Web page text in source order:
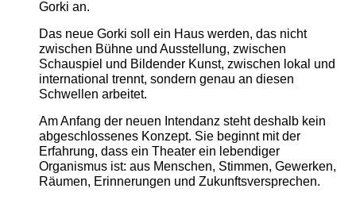
Gorki an.
Das neue Gorki soll ein Haus werden, das nicht
zwischen Bühne und Ausstellung, zwischen
Schauspiel und Bildender Kunst, zwischen lokal und
international trennt, sondern genau an diesen
Schwellen arbeitet.
Am Anfang der neuen Intendanz steht deshalb kein
abgeschlossenes Konzept. Sie beginnt mit der
Erfahrung, dass ein Theater ein lebendiger
Organismus ist: aus Menschen, Stimmen, Gewerken,
Räumen, Erinnerungen und Zukunftsversprechen.